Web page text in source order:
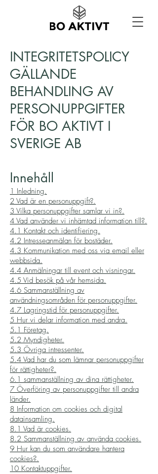
INTEGRITETSPOLICY
GÄLLANDE
BEHANDLING AV
PERSONUPPGIFTER
FÖR BO AKTIVT I
SVERIGE AB
Innehåll
1 Inledning.
2 Vad är en personuppgift?.
3 Vilka personuppgifter samlar vi in?.
4 Vad använder vi inhämtad information till?.
4.1 Kontakt och identifiering.
4.2 Intresseanmälan för bostäder.
4.3 Kommunikation med oss via email eller
webbsida.
4.4 Anmälningar till event och visningar.
4.5 Vid besök på vår hemsida.
4.6 Sammanställning av
användningsområden för personuppgifter.
4.7 Lagringstid för personuppgifter.
5 Hur vi delar information med andra.
5.1 Företag.
5.2 Myndigheter.
5.3 Övriga intressenter.
5.4 Vad har du som lämnar personuppgifter
för rättigheter?.
6.1 sammanställning av dina rättigheter.
7 Överföring av personuppgifter till andra
länder.
8 Information om cookies och digital
datainsamling.
8.1 Vad är cookies.
8.2 Sammanställning av använda cookies.
9 Hur kan du som användare hantera
cookies?.
10 Kontaktuppgifter.